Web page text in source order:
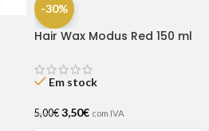
-30%
Hair Wax Modus Red 150 ml
Em stock
5,00€ 3,50€ com IVA